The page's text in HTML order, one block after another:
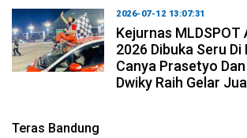
2026-07-12 13:07:31
Kejurnas
2026 Dibuka Seru Di
Canya Prasetyo
Dwiky Raih Gelar
Teras Bandung